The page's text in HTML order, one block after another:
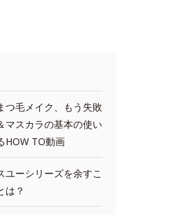
つ毛メイク、もう失敗
マスカラの基本の使い
HOW TO動画
ユーシリーズを余すこ
は？